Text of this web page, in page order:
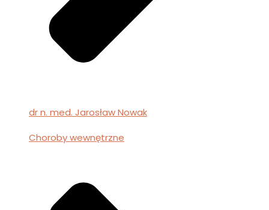
dr n. med. Jarosław Nowak
Choroby wewnętrzne